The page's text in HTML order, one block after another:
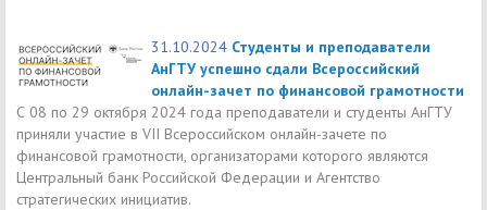
31.10.2024 Студенты и преподаватели
АнГТУ успешно сдали Всероссийский
онлайн-зачет по финансовой грамотности
С 08 по 29 октября 2024 года преподаватели и студенты АнГТУ
приняли участие в VII Всероссийском онлайн-зачете по
финансовой грамотности, организаторами которого являются
Центральный банк Российской Федерации и Агентство
стратегических инициатив.